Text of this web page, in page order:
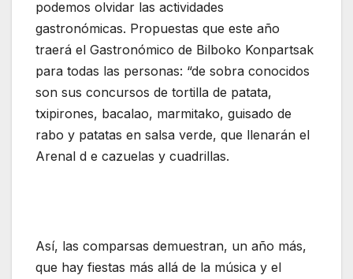
podemos olvidar las actividades
gastronómicas. Propuestas que este año
traerá el Gastronómico de Bilboko Konpartsak
para todas las personas: “de sobra conocidos
son sus concursos de tortilla de patata,
txipirones, bacalao, marmitako, guisado de
rabo y patatas en salsa verde, que llenarán el
Arenal d e cazuelas y cuadrillas.
Así, las comparsas demuestran, un año más,
que hay fiestas más allá de la música y el